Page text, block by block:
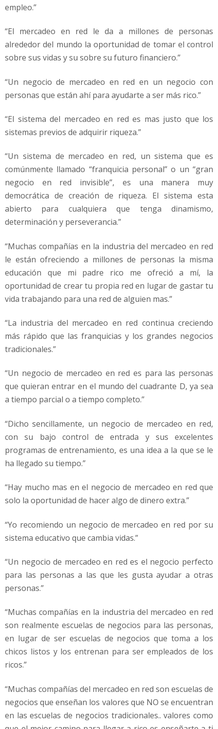
empleo.”
“El mercadeo en red le da a millones de personas
alrededor del mundo la oportunidad de tomar el control
sobre sus vidas y su sobre su futuro financiero.”
“Un negocio de mercadeo en red en un negocio con
personas que están ahí para ayudarte a ser más rico.”
“El sistema del mercadeo en red es mas justo que los
sistemas previos de adquirir riqueza.”
“Un sistema de mercadeo en red, un sistema que es
comúnmente llamado “franquicia personal” o un “gran
negocio en red invisible”, es una manera muy
democrática de creación de riqueza. El sistema esta
abierto para cualquiera que tenga dinamismo,
determinación y perseverancia.”
“Muchas compañías en la industria del mercadeo en red
le están ofreciendo a millones de personas la misma
educación que mi padre rico me ofreció a mí, la
oportunidad de crear tu propia red en lugar de gastar tu
vida trabajando para una red de alguien mas.”
“La industria del mercadeo en red continua creciendo
más rápido que las franquicias y los grandes negocios
tradicionales.”
“Un negocio de mercadeo en red es para las personas
que quieran entrar en el mundo del cuadrante D, ya sea
a tiempo parcial o a tiempo completo.”
“Dicho sencillamente, un negocio de mercadeo en red,
con su bajo control de entrada y sus excelentes
programas de entrenamiento, es una idea a la que se le
ha llegado su tiempo.”
“Hay mucho mas en el negocio de mercadeo en red que
solo la oportunidad de hacer algo de dinero extra.”
“Yo recomiendo un negocio de mercadeo en red por su
sistema educativo que cambia vidas.”
“Un negocio de mercadeo en red es el negocio perfecto
para las personas a las que les gusta ayudar a otras
personas.”
“Muchas compañías en la industria del mercadeo en red
son realmente escuelas de negocios para las personas,
en lugar de ser escuelas de negocios que toma a los
chicos listos y los entrenan para ser empleados de los
ricos.”
“Muchas compañías del mercadeo en red son escuelas de
negocios que enseñan los valores que NO se encuentran
en las escuelas de negocios tradicionales.. valores como